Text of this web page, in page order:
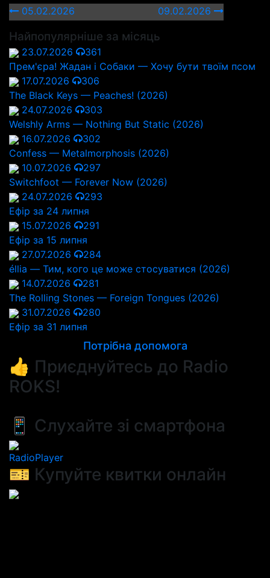
05.02.2026
09.02.2026
Найпопулярніше за місяць
23.07.2026
361
Прем'єра! Жадан і Собаки — Хочу бути твоїм псом
17.07.2026
306
The Black Keys — Peaches! (2026)
24.07.2026
303
Welshly Arms — Nothing But Static (2026)
16.07.2026
302
Confess — Metalmorphosis (2026)
10.07.2026
297
Switchfoot — Forever Now (2026)
24.07.2026
293
Ефір за 24 липня
15.07.2026
291
Ефір за 15 липня
27.07.2026
284
éllia — Тим, кого це може стосуватися (2026)
14.07.2026
281
The Rolling Stones — Foreign Tongues (2026)
31.07.2026
280
Ефір за 31 липня
Потрібна допомога
👍 Приєднуйтесь до Radio
ROKS!
📱 Слухайте зі смартфона
RadioPlayer
🎫 Купуйте квитки онлайн